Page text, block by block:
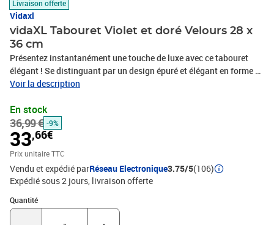
Livraison offerte
Vidaxl
vidaXL Tabouret Violet et doré Velours 28 x
36 cm
Présentez instantanément une touche de luxe avec ce tabouret
élégant ! Se distinguant par un design épuré et élégant en forme de
tonneau, ce tabouret sera un excellent supplément à votre salon,
comme table d'appoint, repose-pied, banc de pied, etc. Le tabouret
est recouvert d'un tissu en velours doux qui est exceptionnellement
lisse et donne au tabouret une belle brillance. La base métallique
brillante garantit sa stabilité et sa longévité. De plus, le repose-
pied est léger et donc facile à déplacer.Couleur : violet et
doréMatériau : contreplaqué + tapisserie en velours + plaque
métalliqueDimensions : 28 x 36 cm (diamètre x H)Forme de
barilMatériel: Polyester: 100%
Voir la description
En stock
36,99 € -9%
33,66€
Prix unitaire TTC
Vendu et expédié parRéseau Electronique3.75/5(106)
Expédié sous 2 jours livraison offerte
Quantité
Quantité : 1